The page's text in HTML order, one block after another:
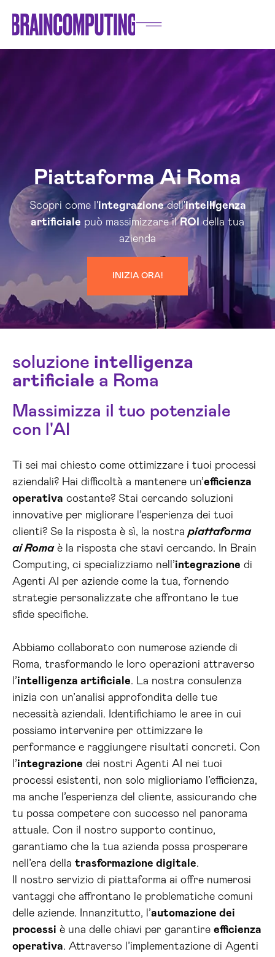
Piattaforma Ai Roma
Scopri come l'integrazionedell'intelligenza
artificiale può massimizzare ilROI della tua
azienda
INIZIA ORA!
soluzione intelligenza
artificiale a Roma
Massimizza il tuo potenziale
con l'AI
Ti sei mai chiesto come ottimizzare i tuoi processi
aziendali? Hai difficoltà a mantenere un’efficienza
operativa costante? Stai cercando soluzioni
innovative per migliorare l’esperienza dei tuoi
clienti? Se la risposta è sì, la nostra piattaforma
ai Romaè la risposta che stavi cercando. In Brain
Computing, ci specializziamo nell’integrazione di
Agenti AI per aziende come la tua, fornendo
strategie personalizzate che affrontano le tue
sfide specifiche.
Abbiamo collaborato con numerose aziende di
Roma, trasformando le loro operazioni attraverso
l’intelligenza artificiale. La nostra consulenza
inizia con un’analisi approfondita delle tue
necessità aziendali. Identifichiamo le aree in cui
possiamo intervenire per ottimizzare le
performance e raggiungere risultati concreti. Con
l’integrazione dei nostri Agenti AI nei tuoi
processi esistenti, non solo miglioriamo l’efficienza,
ma anche l’esperienza del cliente, assicurando che
tu possa competere con successo nel panorama
attuale. Con il nostro supporto continuo,
garantiamo che la tua azienda possa prosperare
nell’era della trasformazione digitale.
Il nostro servizio di piattaforma ai offre numerosi
vantaggi che affrontano le problematiche comuni
delle aziende. Innanzitutto, l’automazione dei
processi è una delle chiavi per garantire efficienza
operativa. Attraverso l’implementazione di Agenti